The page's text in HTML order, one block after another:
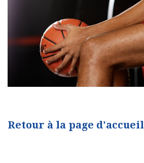
Retour à la page d'accueil